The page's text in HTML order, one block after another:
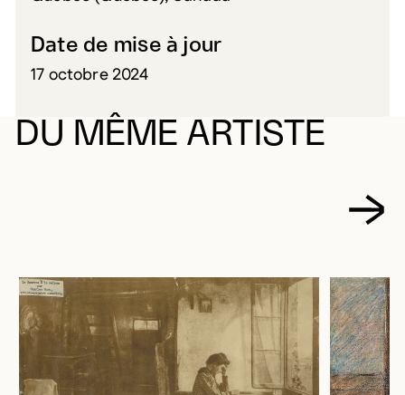
Date de mise à jour
17 octobre 2024
DU MÊME ARTISTE